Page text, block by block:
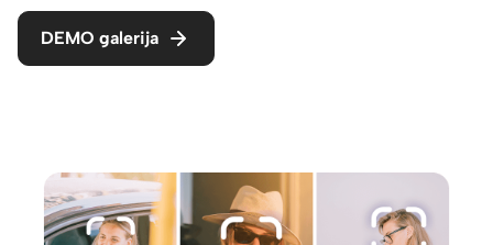
DEMO galerija